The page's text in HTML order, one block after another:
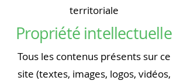
territoriale
Propriété intellectuelle
Tous les contenus présents sur ce
site (textes, images, logos, vidéos,